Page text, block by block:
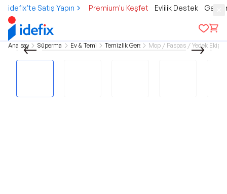
idefix’te Satış Yapın Premium'u Keşfet Evlilik Destek
Ana sayfa SüpermarketEv & TemizlikTemizlik GereçleriMop / Paspas / Yedek